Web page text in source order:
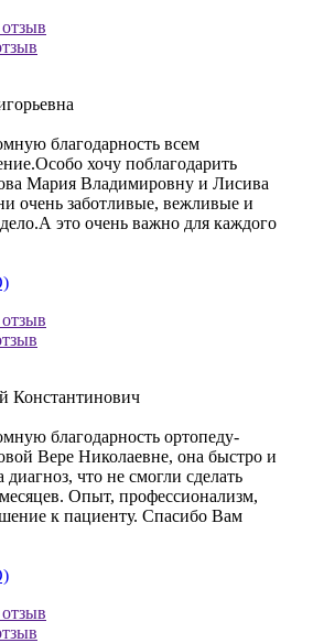
благодарность всем
хочу поблагодарить
Мария Владимировну и Лисива
очень заботливые, вежливые и
это очень важно для каждого
Константинович
благодарность ортопеду-
Вере Николаевне, она быстро и
диагноз, что не смогли сделать
Опыт, профессионализм,
к пациенту. Спасибо Вам